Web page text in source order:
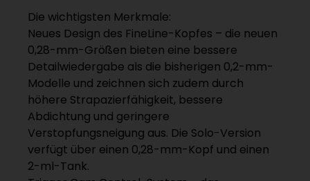
Die wichtigsten Merkmale:
Neues Design des FineLine-Kopfes – die neuen
0,28-mm-Größen bieten eine bessere
Detailwiedergabe als die bisherigen 0,2-mm-
Modelle und zeichnen sich zudem durch
höhere Strapazierfähigkeit, bessere
Abdichtung und geringere
Verstopfungsneigung aus. Die Solo-Version
verfügt über einen 0,28-mm-Kopf und einen
2-ml-Tank.